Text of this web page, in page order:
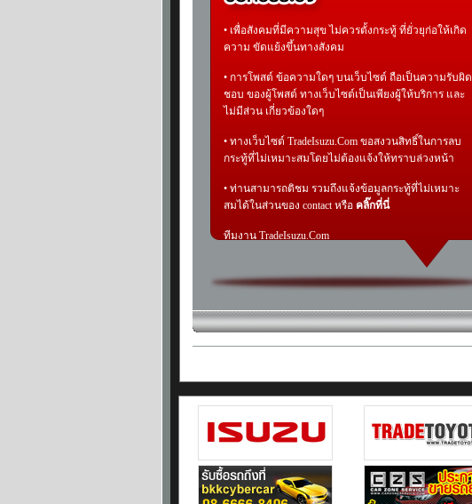
• เพื่อสังคมที่มีความสุข ไม่ควรตั้งกระทู้ ที่ยั่วยุก่อให้เกิด
ความ ขัดแย้งขึ้นทางสังคม
• การโพสต์ ข้อความใดๆ บนเว็บไซต์ ถือเป็นความรับผิด
ชอบ ของผู้โพสต์ ทางเว็บไซต์เป็นเพียงผู้ให้บริการ และ
ไม่มีส่วน เกี่ยวข้องใดๆ
• ทางเว็บไซต์ TradeIsuzu.Com ขอสงวนสิทธิ์ในการลบ
กระทู้ที่ไม่เหมาะสมโดยไม่ต้องแจ้งให้ทราบล่วงหน้า
• ท่านสามารถติชม รวมถึงแจ้งข้อมูลกระทู้ที่ไม่เหมาะ
สมได้ในส่วนของ contact หรือ คลิ๊กที่นี่
ทีมงาน TradeIsuzu.Com